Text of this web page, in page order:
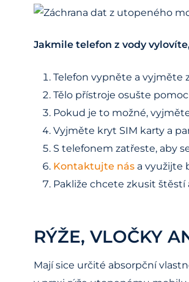
Jakmile telefon z vody
Telefon vypněte a vyjměte
Tělo přístroje osušte
Pokud je to možné,
Vyjměte kryt SIM karty a
S telefonem zatřeste, aby
Kontaktujte nás a využijte
Pakliže chcete zkusit
RÝŽE, VLOČKY
Mají sice určité absorpční